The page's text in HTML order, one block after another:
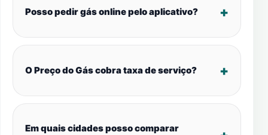
Posso pedir gás online pelo aplicativo?
O Preço do Gás cobra taxa de serviço?
Em quais cidades posso comparar